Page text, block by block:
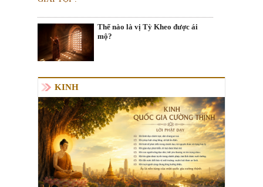
Thế nào là vị Tỳ Kheo được ái
mộ?
KINH